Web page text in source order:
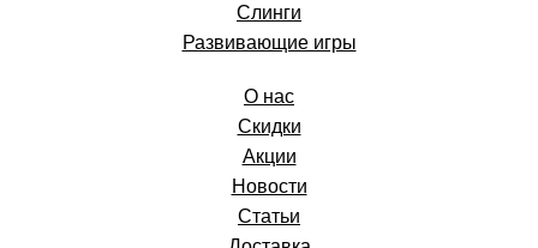
Слинги
Развивающие игры
О нас
Скидки
Акции
Новости
Статьи